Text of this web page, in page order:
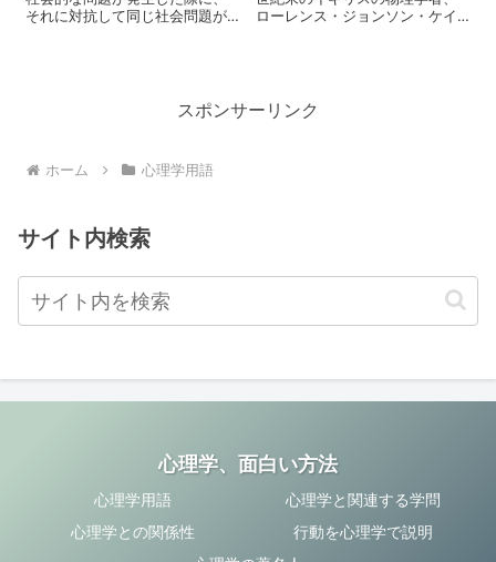
それに対抗して同じ社会問題が
ために引き起こされる現象で
ローレンス・ジョンソン・ケイ
おいて、力は反作用力として互
いに等しくなる...
スポンサーリンク
ホーム 心理学用語
サイト内検索
心理学、面白い方法
心理学用語
心理学と関連する学問
心理学との関係性
行動を心理学で説明